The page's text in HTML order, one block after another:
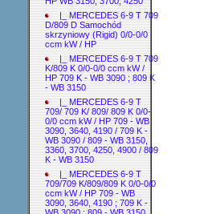
|_ MERCEDES 6-9 T 709
D/809 D Samochód
skrzyniowy (Rigid) 0/0-0/0
ccm kW / HP
|_ MERCEDES 6-9 T 709
K/809 K 0/0-0/0 ccm kW /
HP 709 K - WB 3090 ; 809 K
- WB 3150
|_ MERCEDES 6-9 T
709/ 709 K/ 809/ 809 K 0/0-
0/0 ccm kW / HP 709 - WB
3090, 3640, 4190 / 709 K -
WB 3090 / 809 - WB 3150,
3360, 3700, 4250, 4900 / 809
K - WB 3150
|_ MERCEDES 6-9 T
709/709 K/809/809 K 0/0-0/0
ccm kW / HP 709 - WB
3090, 3640, 4190 ; 709 K -